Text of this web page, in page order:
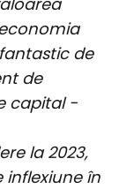
de
de
capital -
la 2023,
în